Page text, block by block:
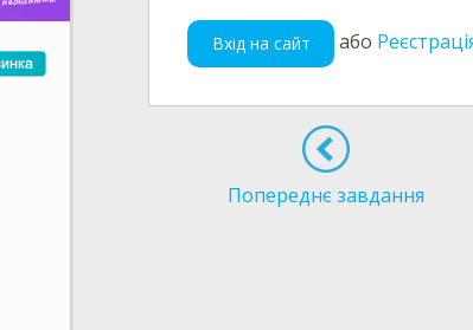
Вхід на сайт або
Попереднє завдання